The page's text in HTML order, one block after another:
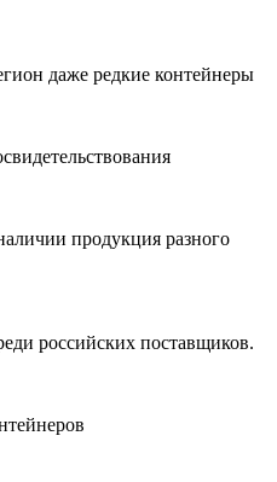
даже редкие контейнеры
продукция разного
российских поставщиков.